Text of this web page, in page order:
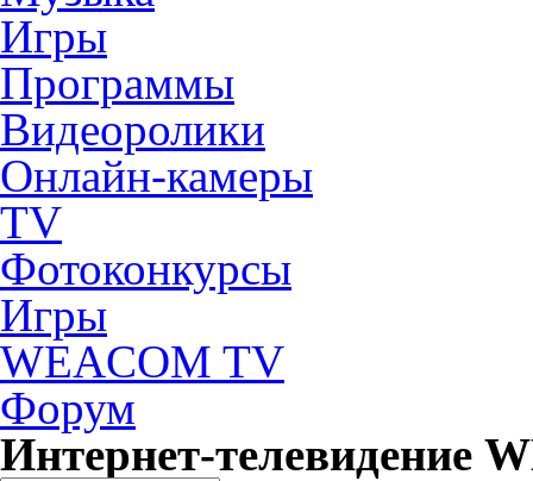
Игры
Программы
Видеоролики
Онлайн-камеры
TV
Фотоконкурсы
Игры
WEACOM TV
Форум
Интернет-телевидение